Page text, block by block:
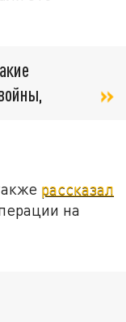
рассказал
на